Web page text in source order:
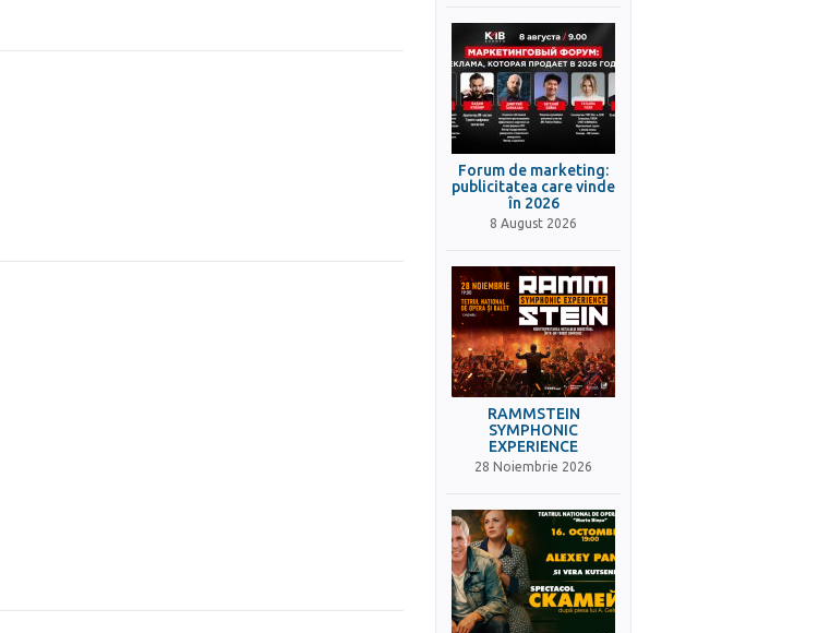
Forum de marketing:
publicitatea care vinde
în 2026
8 August 2026
RAMMSTEIN
SYMPHONIC
EXPERIENCE
28 Noiembrie 2026